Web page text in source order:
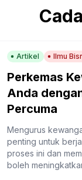
Artikel Ilmu
Perkemas
Anda
Percuma
Mengurus
penting untuk
proses ini dan
boleh